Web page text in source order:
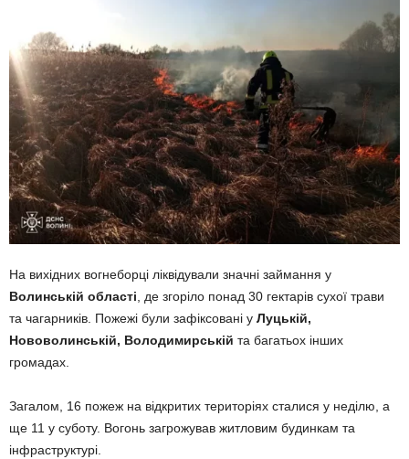
На вихідних вогнеборці ліквідували значні займання у
Волинській області , де згоріло понад 30 гектарів сухої трави
та чагарників. Пожежі були зафіксовані у Луцькій,
Нововолинській, Володимирській та багатьох інших
громадах.
Загалом, 16 пожеж на відкритих територіях сталися у неділю, а
ще 11 у суботу. Вогонь загрожував житловим будинкам та
інфраструктурі.